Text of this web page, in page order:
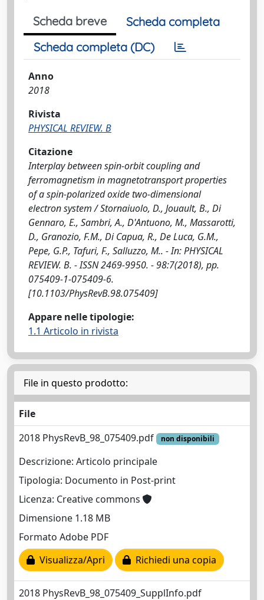
Scheda breve
Scheda completa
Scheda completa (DC)
Anno
2018
Rivista
PHYSICAL REVIEW. B
Citazione
Interplay between spin-orbit coupling and
ferromagnetism in magnetotransport properties
of a spin-polarized oxide two-dimensional
electron system / Stornaiuolo, D., Jouault, B., Di
Gennaro, E., Sambri, A., D'Antuono, M., Massarotti,
D., Granozio, F.M., Di Capua, R., De Luca, G.M.,
Pepe, G.P., Tafuri, F., Salluzzo, M.. - In: PHYSICAL
REVIEW. B. - ISSN 2469-9950. - 98:7(2018), pp.
075409-1-075409-6.
[10.1103/PhysRevB.98.075409]
Appare nelle tipologie:
1.1 Articolo in rivista
File in questo prodotto:
File
2018 PhysRevB_98_075409.pdf
non disponibili
Descrizione: Articolo principale
Tipologia: Documento in Post-print
Licenza: Creative commons
Dimensione 1.18 MB
Formato Adobe PDF
Visualizza/Apri
Richiedi una copia
2018 PhysRevB_98_075409_SupplInfo.pdf